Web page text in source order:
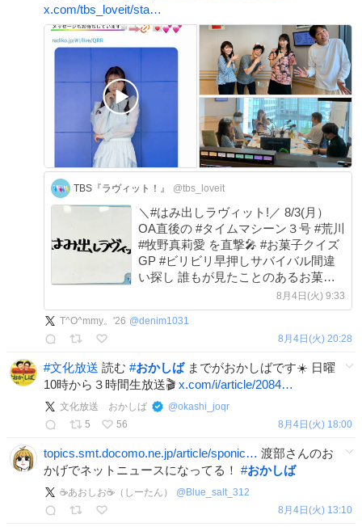
x.com/tbs_loveit/sta…
TBS『ラヴィット！』 @tbs_loveit
＼#はみ出しラヴィット!／ 8/3(月）
OA直後の #タイムマシーン３号 #荒川
#牧野真莉愛 を直撃🎤 #お菓子クイズ
GP #ビリビリ早押しサバイバル間違
い探し 誰もが見たことのあるお菓子
が大集合！ 『スーパーお菓子クイズ
グランプリ』をもう一度TVerでご覧く
ださい！ tver.jp/series/srgnxaf…
8月4日(火) 9:33
T^O^mmy。'26 @denim1031
8月4日(火) 20:28
#文化放送 読む #おかしばまでがおかしばです☀️ 日曜
10時から３時間生放送🎬 x.com/i/article/2084…
文化放送 おかしば @okashi_joqr
5
56 8月4日(火) 18:00
topics.smt.docomo.ne.jp/article/sponic… 渡部さんのお
かげでネットニュースになってる！ #おかしば
☕あおしお☕（しーたん） @ Blue_salt_312
8月4日(火) 13:10